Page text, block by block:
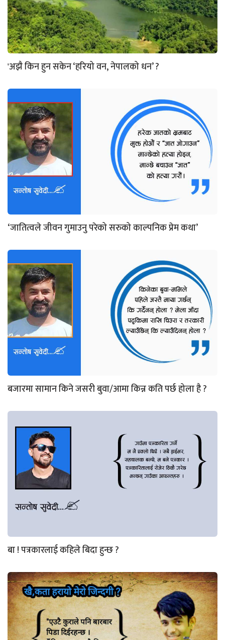
'अझै किन हुन सकेन ‘हरियो वन, नेपालको धन’ ?
‘जातित्वले जीवन गुमाउनु परेको सरुको काल्पनिक प्रेम कथा’
बजारमा सामान किने जसरी बुवा/आमा किन्न कति पर्छ होला है ?
बा ! पत्रकारलाई कहिले बिदा हुन्छ ?